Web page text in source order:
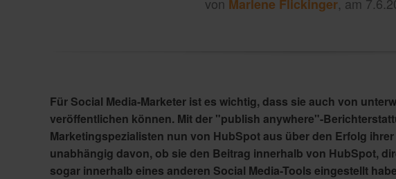
Marlene Flickinger
Für Social Media-Marketer ist es wichtig, dass sie auch von
veröffentlichen können. Mit der "publish anywhere"-
Marketingspezialisten nun von HubSpot aus über den Erfolg
unabhängig davon, ob sie den Beitrag innerhalb von HubSpot,
sogar innerhalb eines anderen Social Media-Tools eingestellt